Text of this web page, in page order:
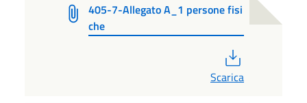
405-7-Allegato A_1 persone fisi
che
Scarica